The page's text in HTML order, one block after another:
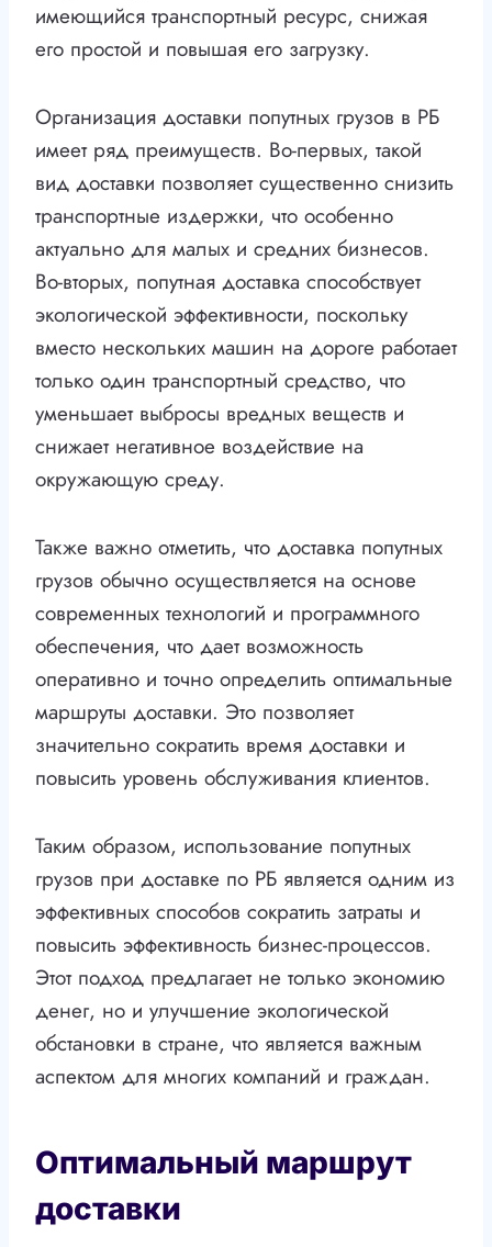
имеющийся транспортный ресурс, снижая
его простой и повышая его загрузку.
Организация доставки попутных грузов в РБ
имеет ряд преимуществ. Во-первых, такой
вид доставки позволяет существенно снизить
транспортные издержки, что особенно
актуально для малых и средних бизнесов.
Во-вторых, попутная доставка способствует
экологической эффективности, поскольку
вместо нескольких машин на дороге работает
только один транспортный средство, что
уменьшает выбросы вредных веществ и
снижает негативное воздействие на
окружающую среду.
Также важно отметить, что доставка попутных
грузов обычно осуществляется на основе
современных технологий и программного
обеспечения, что дает возможность
оперативно и точно определить оптимальные
маршруты доставки. Это позволяет
значительно сократить время доставки и
повысить уровень обслуживания клиентов.
Таким образом, использование попутных
грузов при доставке по РБ является одним из
эффективных способов сократить затраты и
повысить эффективность бизнес-процессов.
Этот подход предлагает не только экономию
денег, но и улучшение экологической
обстановки в стране, что является важным
аспектом для многих компаний и граждан.
Оптимальный маршрут
доставки